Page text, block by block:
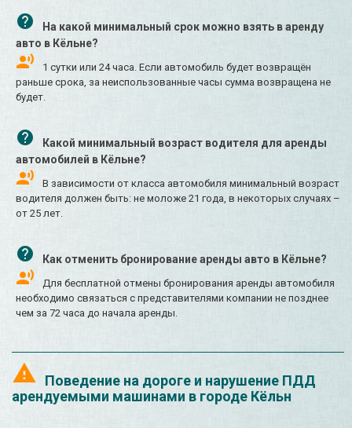
На какой минимальный срок можно взять в аренду
авто в Кёльне?
1 сутки или 24 часа. Если автомобиль будет возвращён
раньше срока, за неиспользованные часы сумма возвращена не
будет.
Какой минимальный возраст водителя для аренды
автомобилей в Кёльне?
В зависимости от класса автомобиля минимальный возраст
водителя должен быть: не моложе 21 года, в некоторых случаях –
от 25 лет.
Как отменить бронирование аренды авто в Кёльне?
Для бесплатной отмены бронирования аренды автомобиля
необходимо связаться с представителями компании не позднее
чем за 72 часа до начала аренды.
Поведение на дороге и нарушение ПДД
арендуемыми машинами в городе Кёльн